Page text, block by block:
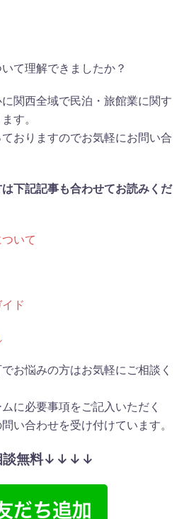
て理解できましたか？
関西全域で民泊・旅館業に関す
す。
おりますのでお気軽にお問い合
下記記事も合わせてお読みくだ
いて
ド
お悩みの方はお気軽にご相談く
に必要事項をご記入いただく
い合わせを受け付けています。
談無料↓↓↓↓